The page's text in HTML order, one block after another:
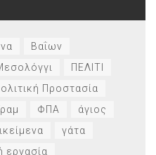
Βαΐων
ΠΕΛΙΤΙ
Προστασία
ΦΠΑ
άγιος
γάτα
εργασία